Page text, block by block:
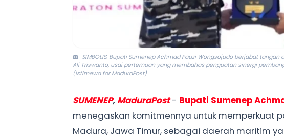
SIMBOLIS. Bupati Sumenep Achmad Fauzi Wongsojudo berjabat
Ali Triswanto, usai pertemuan yang membahas penguatan sinergi
(Istimewa for MaduraPost)
SUMENEP, MaduraPost- Bupati Sumenep
menegaskan komitmennya untuk memperkuat
Madura, Jawa Timur, sebagai daerah maritim